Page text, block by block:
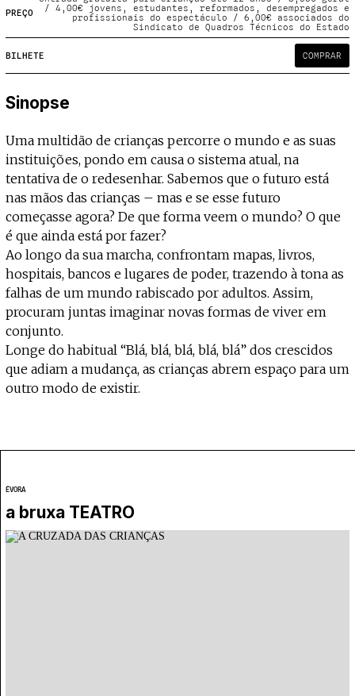
Estatuto Editorial
Ficha Técnica
Política de privacidade
Contactar
Política de privacidade - App
— apoia o Coffeepaste e ajuda-nos a chegar mais longe. Mantém viva a cultura
Apoiar
PREÇO
/ 4,00€ jovens, estudantes, reformados, desempregados e
profissionais do espectáculo / 6,00€ associados do
Sindicato de Quadros Técnicos do Estado
BILHETE COMPRAR
Sinopse
Uma multidão de crianças percorre o mundo e as suas
instituições, pondo em causa o sistema atual, na
tentativa de o redesenhar. Sabemos que o futuro está
nas mãos das crianças – mas e se esse futuro
começasse agora? De que forma veem o mundo? O que
é que ainda está por fazer?
Ao longo da sua marcha, confrontam mapas, livros,
hospitais, bancos e lugares de poder, trazendo à tona as
falhas de um mundo rabiscado por adultos. Assim,
procuram juntas imaginar novas formas de viver em
conjunto.
Longe do habitual “Blá, blá, blá, blá, blá” dos crescidos
que adiam a mudança, as crianças abrem espaço para um
outro modo de existir.
ÉVORA
a bruxa TEATRO